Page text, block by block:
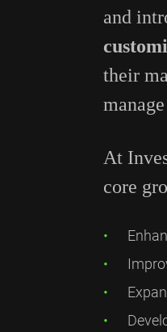
and
their
At
core